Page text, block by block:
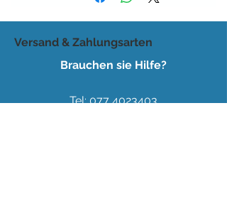
Versand & Zahlungsarten
Brauchen sie Hilfe?
Tel:077 4023403